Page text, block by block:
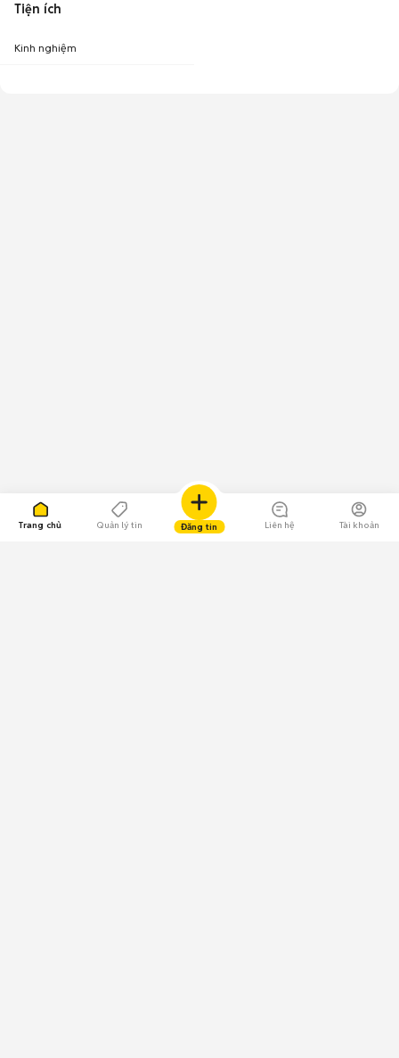
Trang chủ Quản lý tin Đăng tin Liên hệ Tài khoản
Tiện ích
Kinh nghiệm